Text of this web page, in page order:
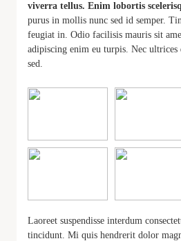
viverra tellus. Enim lobortis
purus in mollis nunc sed id semper.
feugiat in. Odio facilisis mauris sit
adipiscing enim eu turpis. Nec
sed.
Laoreet suspendisse interdum
tincidunt. Mi quis hendrerit dolor